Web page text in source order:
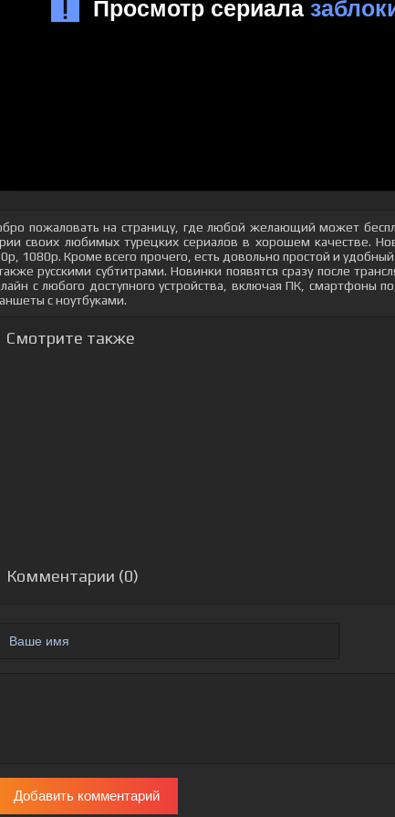
пожаловать на страницу, где любой желающий может
своих любимых турецких сериалов в хорошем качестве.
1080p. Кроме всего прочего, есть довольно простой и
русскими субтитрами. Новинки появятся сразу после
с любого доступного устройства, включая ПК, смартфоны
с ноутбуками.
Смотрите также
Комментарии (0)
Добавить комментарий